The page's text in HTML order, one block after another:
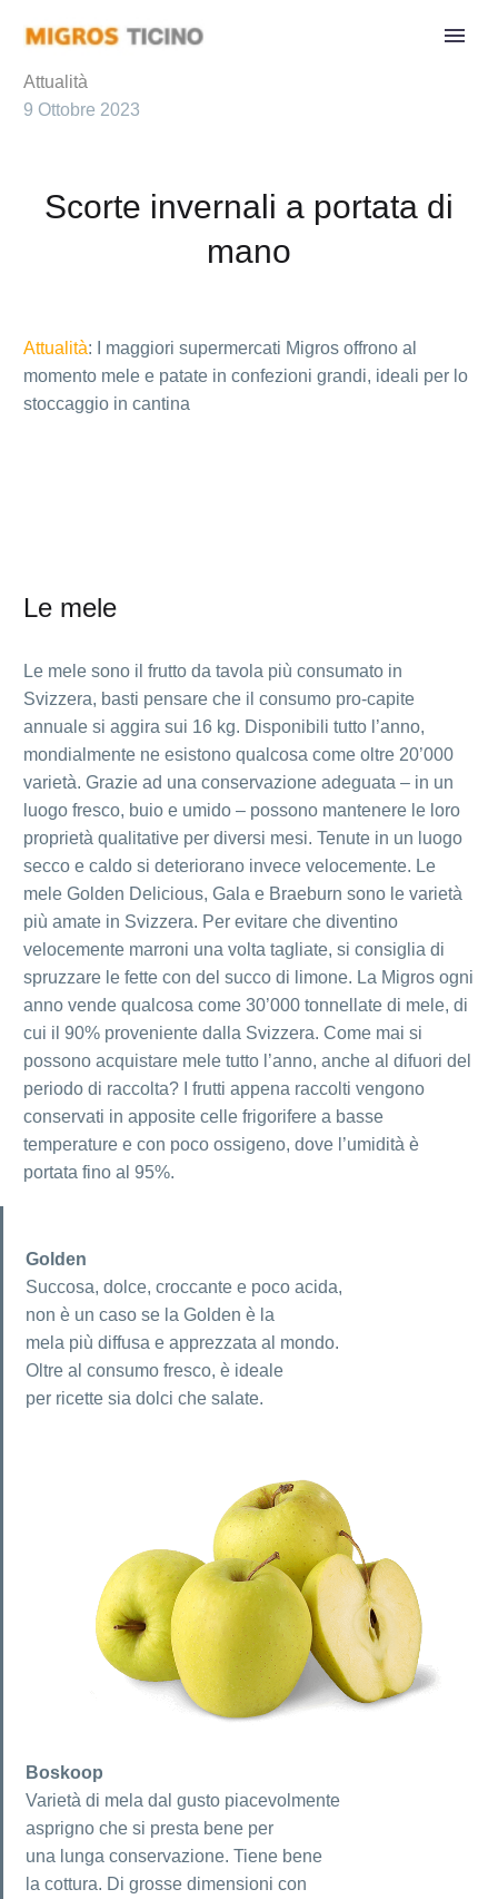
Attualità
9 Ottobre 2023
Scorte invernali a portata di
mano
Attualità: I maggiori supermercati Migros offrono al
momento mele e patate in confezioni grandi, ideali per lo
stoccaggio in cantina
Le mele
Le mele sono il frutto da tavola più consumato in
Svizzera, basti pensare che il consumo pro-capite
annuale si aggira sui 16 kg. Disponibili tutto l’anno,
mondialmente ne esistono qualcosa come oltre 20’000
varietà. Grazie ad una conservazione adeguata – in un
luogo fresco, buio e umido – possono mantenere le loro
proprietà qualitative per diversi mesi. Tenute in un luogo
secco e caldo si deteriorano invece velocemente. Le
mele Golden Delicious, Gala e Braeburn sono le varietà
più amate in Svizzera. Per evitare che diventino
velocemente marroni una volta tagliate, si consiglia di
spruzzare le fette con del succo di limone. La Migros ogni
anno vende qualcosa come 30’000 tonnellate di mele, di
cui il 90% proveniente dalla Svizzera. Come mai si
possono acquistare mele tutto l’anno, anche al difuori del
periodo di raccolta? I frutti appena raccolti vengono
conservati in apposite celle frigorifere a basse
temperature e con poco ossigeno, dove l’umidità è
portata fino al 95%.
Golden
Succosa, dolce, croccante e poco acida,
non è un caso se la Golden è la
mela più diffusa e apprezzata al mondo.
Oltre al consumo fresco, è ideale
per ricette sia dolci che salate.
Boskoop
Varietà di mela dal gusto piacevolmente
asprigno che si presta bene per
una lunga conservazione. Tiene bene
la cottura. Di grosse dimensioni con